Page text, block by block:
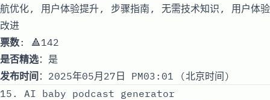
航优化, 用户体验提升, 步骤指南, 无需技术知识, 用户体验
改进
票数: 🔺142
是否精选：是
发布时间 ：2025年05月27日 PM03:01 (北京时间)
15. AI baby podcast generator